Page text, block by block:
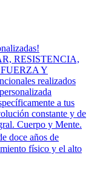
RESISTENCIA,
Y
realizados
a tus
constante y de
Cuerpo y Mente.
doce años de
físico y el alto